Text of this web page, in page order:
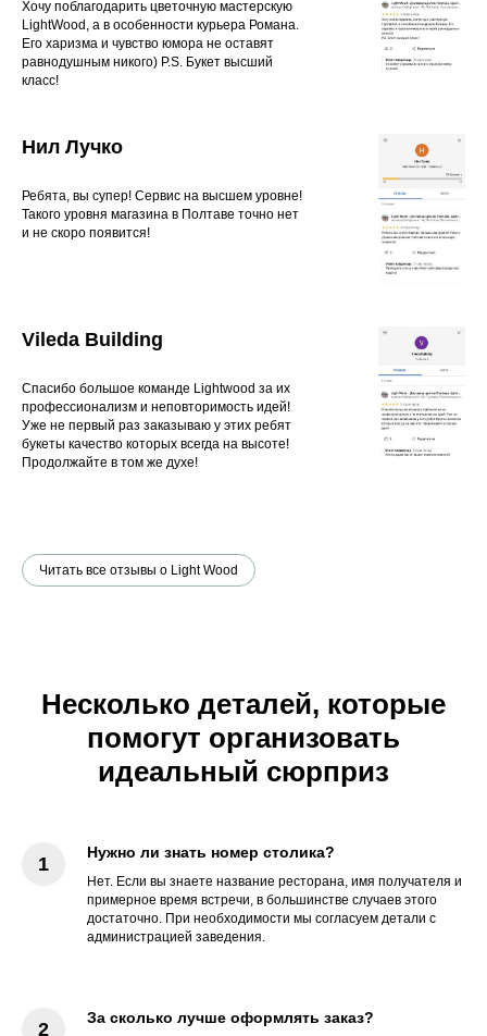
Хочу поблагодарить цветочную мастерскую
LightWood, а в особенности курьера Романа.
Его харизма и чувство юмора не оставят
равнодушным никого) P.S. Букет высший
класс!
Нил Лучко
Ребята, вы супер! Сервис на высшем уровне!
Такого уровня магазина в Полтаве точно нет
и не скоро появится!
Vileda Building
Спасибо большое команде Lightwood за их
профессионализм и неповторимость идей!
Уже не первый раз заказываю у этих ребят
букеты качество которых всегда на высоте!
Продолжайте в том же духе!
Читать все отзывы о Light Wood
Несколько деталей, которые
помогут организовать
идеальный сюрприз
Нужно ли знать номер столика?
Нет. Если вы знаете название ресторана, имя получателя и
примерное время встречи, в большинстве случаев этого
достаточно. При необходимости мы согласуем детали с
администрацией заведения.
За сколько лучше оформлять заказ?